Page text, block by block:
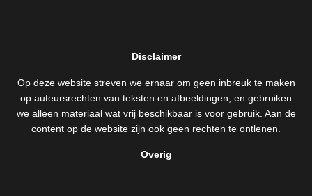
Disclaimer
Op deze website streven we ernaar om geen inbreuk te maken
op auteursrechten van teksten en afbeeldingen, en gebruiken
we alleen materiaal wat vrij beschikbaar is voor gebruik. Aan de
content op de website zijn ook geen rechten te ontlenen.
Overig